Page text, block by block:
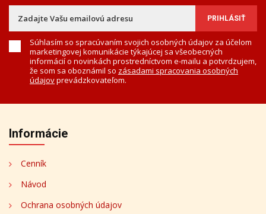
Súhlasím so spracúvaním svojich osobných údajov za účelom
marketingovej komunikácie týkajúcej sa všeobecných
informácií o novinkách prostredníctvom e-mailu a potvrdzujem,
že som sa oboznámil so zásadami spracovania osobných
údajovprevádzkovateľom.
Informácie
Cenník
Návod
Ochrana osobných údajov